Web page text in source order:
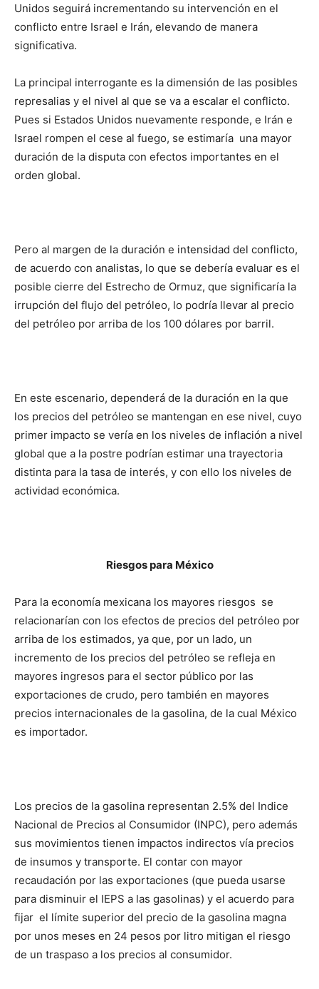
Unidos seguirá incrementando su intervención en el
conflicto entre Israel e Irán, elevando de manera
significativa.
La principal interrogante es la dimensión de las posibles
represalias y el nivel al que se va a escalar el conflicto.
Pues si Estados Unidos nuevamente responde, e Irán e
Israel rompen el cese al fuego, se estimaría una mayor
duración de la disputa con efectos importantes en el
orden global.
Pero al margen de la duración e intensidad del conflicto,
de acuerdo con analistas, lo que se debería evaluar es el
posible cierre del Estrecho de Ormuz, que significaría la
irrupción del flujo del petróleo, lo podría llevar al precio
del petróleo por arriba de los 100 dólares por barril.
En este escenario, dependerá de la duración en la que
los precios del petróleo se mantengan en ese nivel, cuyo
primer impacto se vería en los niveles de inflación a nivel
global que a la postre podrían estimar una trayectoria
distinta para la tasa de interés, y con ello los niveles de
actividad económica.
Riesgos para México
Para la economía mexicana los mayores riesgos se
relacionarían con los efectos de precios del petróleo por
arriba de los estimados, ya que, por un lado, un
incremento de los precios del petróleo se refleja en
mayores ingresos para el sector público por las
exportaciones de crudo, pero también en mayores
precios internacionales de la gasolina, de la cual México
es importador.
Los precios de la gasolina representan 2.5% del Indice
Nacional de Precios al Consumidor (INPC), pero además
sus movimientos tienen impactos indirectos vía precios
de insumos y transporte. El contar con mayor
recaudación por las exportaciones (que pueda usarse
para disminuir el IEPS a las gasolinas) y el acuerdo para
fijar el límite superior del precio de la gasolina magna
por unos meses en 24 pesos por litro mitigan el riesgo
de un traspaso a los precios al consumidor.